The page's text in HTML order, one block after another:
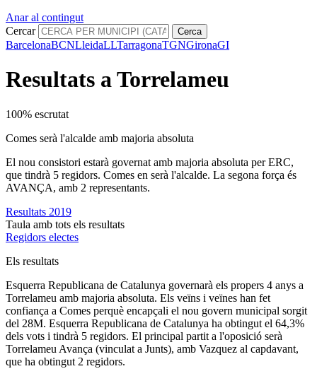
Anar al contingut
Cercar
Cerca
BarcelonaBCNLleidaLLTarragonaTGNGironaGI
Resultats a Torrelameu
100% escrutat
Comes serà l'alcalde amb majoria absoluta
El nou consistori estarà governat amb majoria absoluta per ERC,
que tindrà 5 regidors. Comes en serà l'alcalde. La segona força és
AVANÇA, amb 2 representants.
Resultats 2019
Taula amb tots els resultats
Regidors electes
Els resultats
Esquerra Republicana de Catalunya governarà els propers 4 anys a
Torrelameu amb majoria absoluta. Els veïns i veïnes han fet
confiança a Comes perquè encapçali el nou govern municipal sorgit
del 28M. Esquerra Republicana de Catalunya ha obtingut el 64,3%
dels vots i tindrà 5 regidors. El principal partit a l'oposició serà
Torrelameu Avança (vinculat a Junts), amb Vazquez al capdavant,
que ha obtingut 2 regidors.